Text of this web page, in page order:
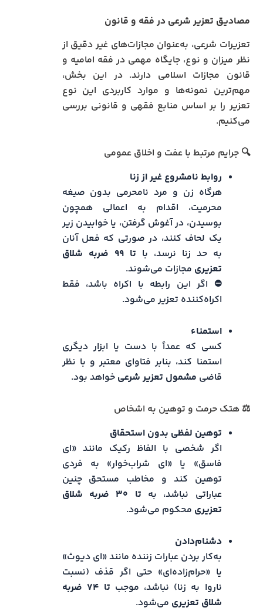
مصادیق تعزیر شرعی در فقه و قانون
تعزیرات شرعی، به‌عنوان مجازات‌های غیر دقیق از
نظر میزان و نوع، جایگاه مهمی در فقه امامیه و
قانون مجازات اسلامی دارند. در این بخش،
مهم‌ترین نمونه‌ها و موارد کاربردی این نوع
تعزیر را بر اساس منابع فقهی و قانونی بررسی
می‌کنیم.
🔍 جرایم مرتبط با عفت و اخلاق عمومی
روابط نامشروع غیر از زنا
هرگاه زن و مرد نامحرمی بدون صیغه
محرمیت، اقدام به اعمالی همچون
بوسیدن، در آغوش گرفتن، یا خوابیدن زیر
یک لحاف کنند، در صورتی که فعل آنان
به حد زنا نرسد، با
تا ۹۹ ضربه شلاق
تعزیری مجازات می‌شوند.
⛔ اگر این رابطه با اکراه باشد، فقط
اکراه‌کننده تعزیر می‌شود.
استمناء
کسی که عمداً با دست یا ابزار دیگری
استمنا کند، بنابر فتاوای معتبر و با نظر
قاضی مشمول تعزیر شرعی خواهد بود.
⚖️ هتک حرمت و توهین به اشخاص
توهین لفظی بدون استحقاق
اگر شخصی با الفاظ رکیک مانند «ای
فاسق» یا «ای شراب‌خوار» به فردی
توهین کند و مخاطب مستحق چنین
عباراتی نباشد، به
تا ۳۰ ضربه شلاق
تعزیری محکوم می‌شود.
دشنام‌دادن
به‌کار بردن عبارات زننده مانند «ای دیوث»
یا «حرام‌زاده‌ای» حتی اگر قذف (نسبت
ناروا به زنا) نباشد، موجب
تا ۷۴ ضربه
شلاق تعزیری می‌شود.